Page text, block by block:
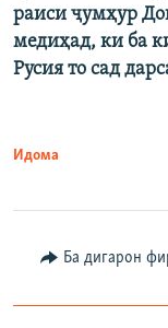
раиси ҷумҳур
медиҳад, ки ба
Русия то сад
Идома
Ба дигарон